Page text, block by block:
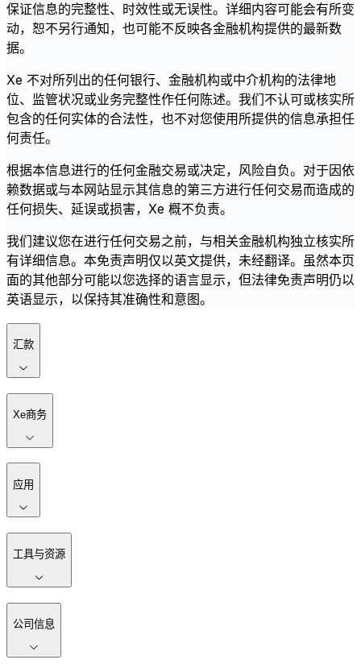
保证信息的完整性、时效性或无误性。详细内容可能会有所变
动，恕不另行通知，也可能不反映各金融机构提供的最新数
据。
Xe 不对所列出的任何银行、金融机构或中介机构的法律地
位、监管状况或业务完整性作任何陈述。我们不认可或核实所
包含的任何实体的合法性，也不对您使用所提供的信息承担任
何责任。
根据本信息进行的任何金融交易或决定，风险自负。对于因依
赖数据或与本网站显示其信息的第三方进行任何交易而造成的
任何损失、延误或损害，Xe 概不负责。
我们建议您在进行任何交易之前，与相关金融机构独立核实所
有详细信息。本免责声明仅以英文提供，未经翻译。虽然本页
面的其他部分可能以您选择的语言显示，但法律免责声明仍以
英语显示，以保持其准确性和意图。
汇款
Xe商务
应用
工具与资源
公司信息